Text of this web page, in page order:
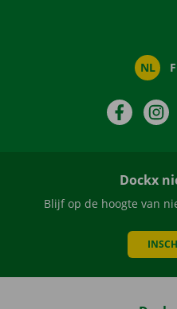
NL
Dockx
Blijf op de hoogte van